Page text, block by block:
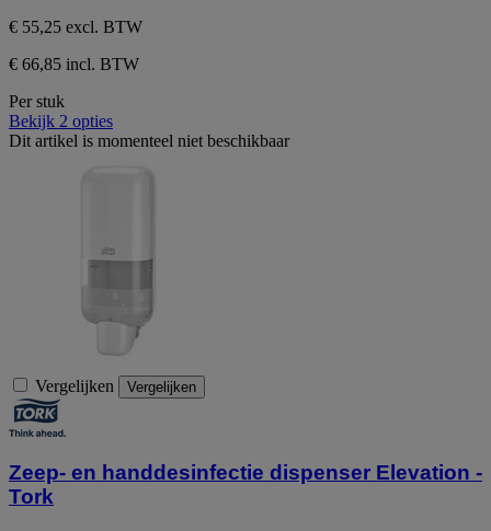
€ 55,25 excl. BTW
€ 66,85 incl. BTW
Per stuk
Bekijk 2 opties
Dit artikel is momenteel niet beschikbaar
Vergelijken Vergelijken
Zeep- en handdesinfectie dispenser Elevation -
Tork